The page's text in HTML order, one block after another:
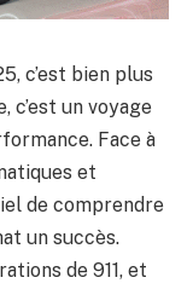
c’est bien plus
c’est un voyage
Face à
et
de comprendre
un succès.
de 911, et